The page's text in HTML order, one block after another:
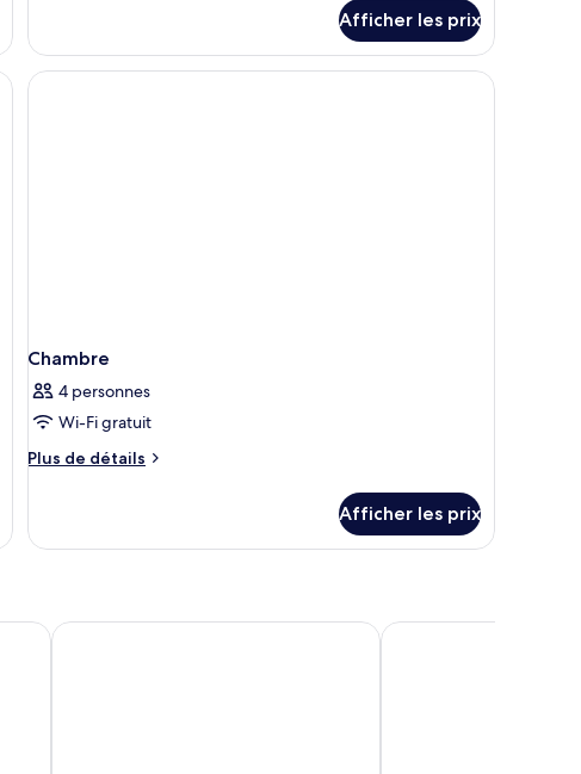
XL)
Prestige
(REC
Life
Afficher les prix
Chambre
4 personnes
Wi-Fi gratuit
Plus de détails
Plus
Chambre
Afficher les prix
Hotel Andante Drassanes Arc la Rambla